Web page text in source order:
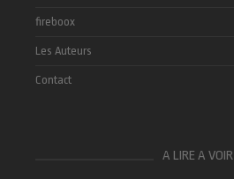
fireboox
Les Auteurs
Contact
A LIRE A VOIR